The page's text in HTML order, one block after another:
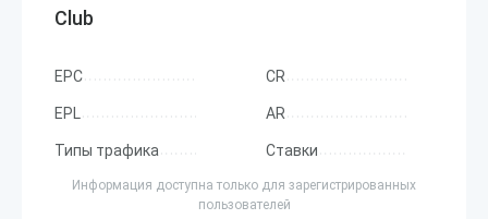
Club
EPC CR
EPL AR
Типы трафика Ставки
Информация доступна только для зарегистрированных
пользователей